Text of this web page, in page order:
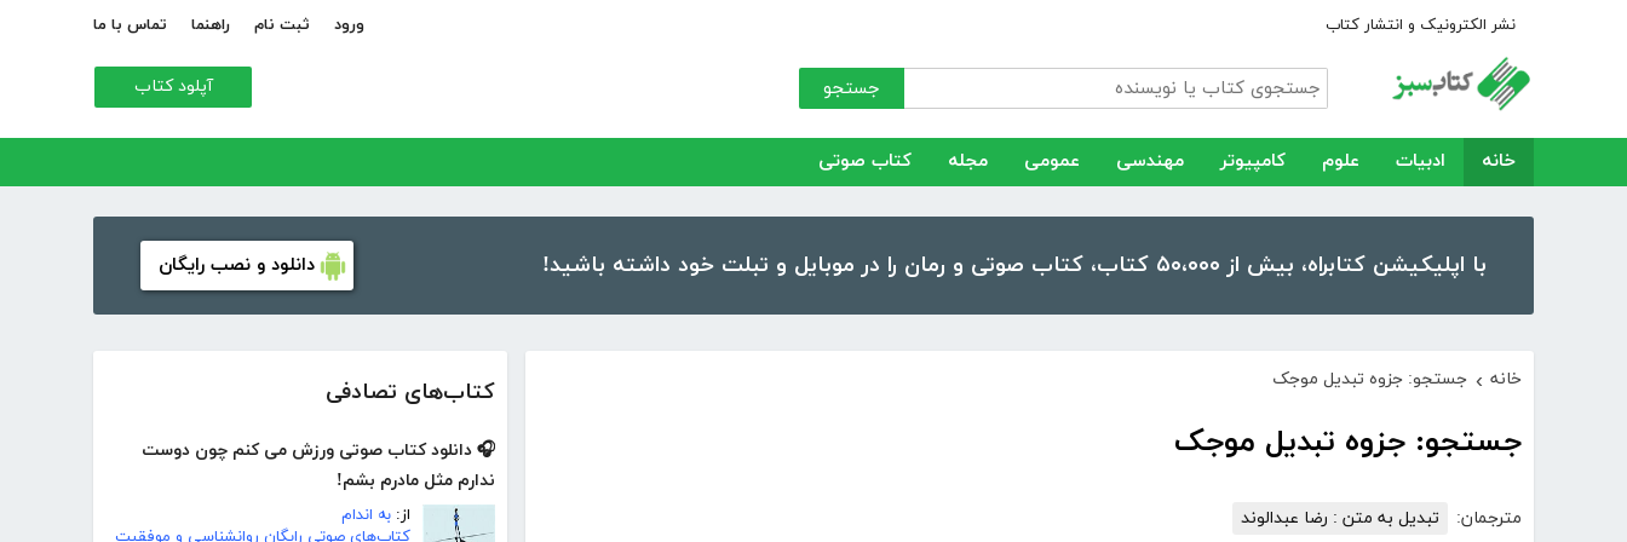
نشر الکترونیک و انتشار کتاب ورود ثبت نام راهنما تماس با ما
جستجو آپلود کتاب
خانه ادبیات علوم کامپیوتر مهندسی عمومی مجله کتاب صوتی
با اپلیکیشن کتابراه، بیش از ۵۰،۰۰۰ کتاب، کتاب صوتی و رمان را در موبایل و تبلت خود داشته باشید! دانلود و نصب رایگان
کتاب‌های تصادفی
🎧 دانلود کتاب صوتی ورزش می کنم چون دوست
ندارم مثل مادرم بشم!
از: به اندام
کتاب‌های صوتی رایگان روانشناسی و موفقیت
خانه › جستجو: جزوه تبدیل موجک
جستجو: جزوه تبدیل موجک
مترجمان: تبدیل به متن : رضا عبدالوند